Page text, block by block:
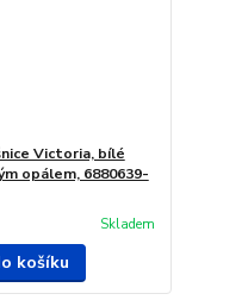
Victoria, bílé
opálem, 6880639-
Skladem
košíku